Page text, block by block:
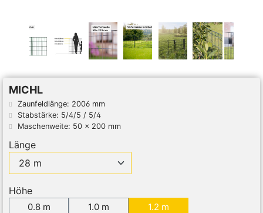
MICHL
Zaunfeldlänge: 2006 mm
Stabstärke: 5/4/5 / 5/4
Maschenweite: 50 x 200 mm
Länge
Höhe
0.8 m 1.0 m 1.2 m